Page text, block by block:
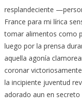
resplandeciente
France para mi lírica
tomar alimentos como
luego por la prensa
aquella agonía
coronar
la incipiente juventud
adorado aun en